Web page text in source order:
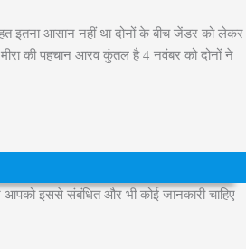
इतना आसान नहीं था दोनों के बीच जेंडर को लेकर
की पहचान आरव कुंतल है 4 नवंबर को दोनों ने
इससे संबंधित और भी कोई जानकारी चाहिए